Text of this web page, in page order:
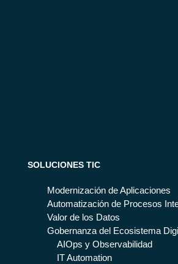
SOLUCIONES TIC
Modernización de Aplicaciones
Automatización de Procesos
Valor de los Datos
Gobernanza del Ecosistema
AIOps y Observabilidad
IT Automation